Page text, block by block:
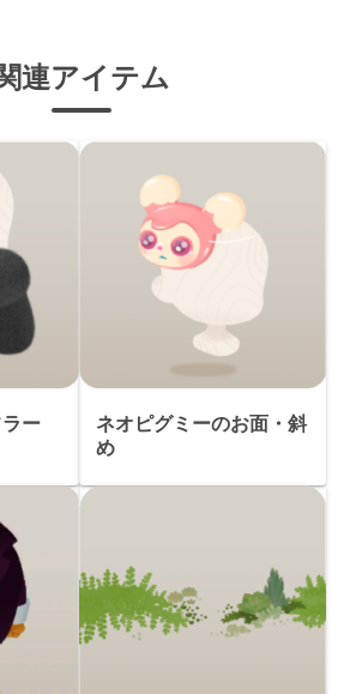
連アイテム
ー
ネオピグミーのお面・斜
め